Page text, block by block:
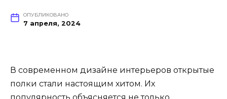
ОПУБЛИКОВАНО
7 апреля, 2024
В современном дизайне интерьеров открытые
полки стали настоящим хитом. Их